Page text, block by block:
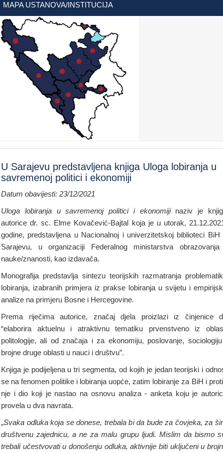
MAPA USTANOVA/INSTITUCIJA
U Sarajevu predstavljena knjiga Uloga lobiranja u
savremenoj politici i ekonomiji
Datum obavijesti: 23/12/2021
Uloga lobiranja u savremenoj politici i ekonomijinaziv je
autorice dr. sc. Elme Kovačević-Bajtal koja je u utorak,
godine, predstavljena u Nacionalnoj i univerzitetskoj biblioteci BiH
Sarajevu, u organizaciji Federalnog ministarstva
nauke/znanosti, kao izdavača.
Monografija predstavlja sintezu teorijskih razmatranja
lobiranja, izabranih primjera iz prakse lobiranja u svijetu i
analize na primjeru Bosne i Hercegovine.
Prema riječima autorice, značaj djela proizlazi iz činjenice
“elaborira aktuelnu i atraktivnu tematiku prvenstveno iz
politologije, ali od značaja i za ekonomiju, poslovanje,
brojne druge oblasti u nauci i društvu”.
Knjiga je podijeljena u tri segmenta, od kojih je jedan teorijski i
se na fenomen politike i lobiranja uopće, zatim lobiranje za BiH i
nje i dio koji je nastao na osnovu analiza - anketa koju je
provela u dva navrata.
„Svaka odluka koja se donese, trebala bi da bude za čovjeka, za
društvenu zajednicu, a ne za malu grupu ljudi. Mislim da bismo
trebali učestvovati u donošenju odluka, aktivnije biti uključeni u